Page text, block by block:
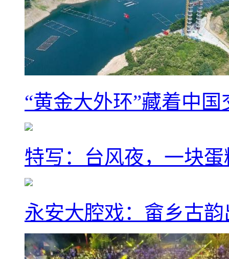
“黄金大外环”藏着中
特写：台风夜，一块
永安大腔戏：畲乡古